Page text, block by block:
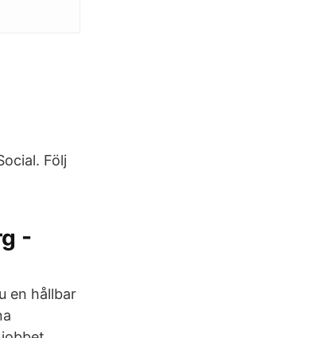
Följ
-
en hållbar